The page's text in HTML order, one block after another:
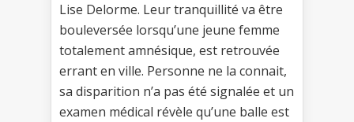
Lise Delorme. Leur tranquillité va être
bouleversée lorsqu’une jeune femme
totalement amnésique, est retrouvée
errant en ville. Personne ne la connait,
sa disparition n’a pas été signalée et un
examen médical révèle qu’une balle est